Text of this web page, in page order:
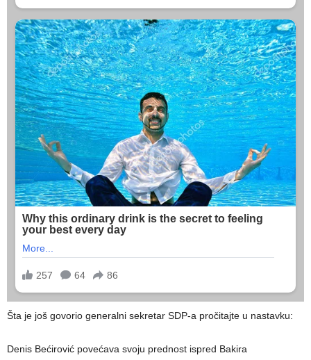
Šta je još govorio generalni sekretar SDP-a pročitajte u nastavku:
Denis Bećirović povećava svoju prednost ispred Bakira